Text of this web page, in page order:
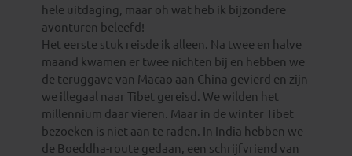
hele uitdaging, maar oh wat heb ik bijzondere
avonturen beleefd!
Het eerste stuk reisde ik alleen. Na twee en halve
maand kwamen er twee nichten bij en hebben we
de teruggave van Macao aan China gevierd en zijn
we illegaal naar Tibet gereisd. We wilden het
millennium daar vieren. Maar in de winter Tibet
bezoeken is niet aan te raden. In India hebben we
de Boeddha-route gedaan, een schrijfvriend van